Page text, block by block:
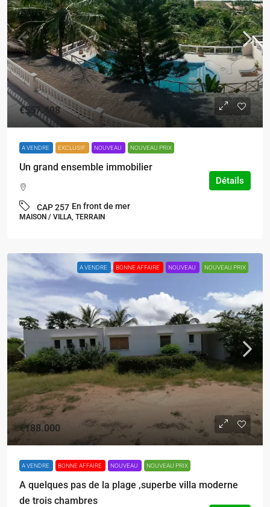
€557.498
A VENDRE EXCLUSIF NOUVEAU NOUVEAU PRIX
Un grand ensemble immobilier
CAP 257 En front de mer
MAISON / VILLA, TERRAIN
Détails
A VENDRE BONNE AFFAIRE NOUVEAU NOUVEAU PRIX
€188.000
A VENDRE BONNE AFFAIRE NOUVEAU NOUVEAU PRIX
A quelques pas de la plage ,superbe villa moderne
de trois chambres